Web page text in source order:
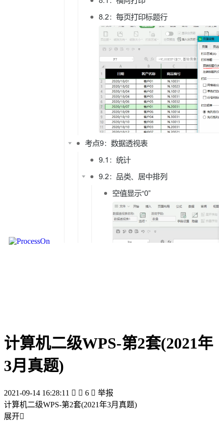
计算机二级WPS-第2套(2021年
3月真题)
2021-09-14 16:28:11   6  举报
计算机二级WPS-第2套(2021年3月真题)
展开